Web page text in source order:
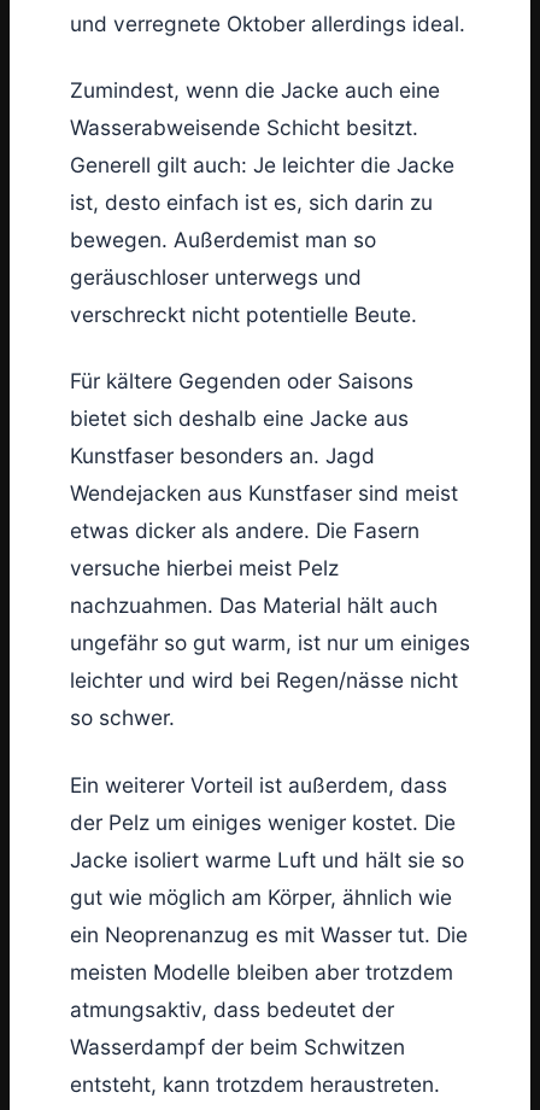
und verregnete Oktober allerdings ideal.
Zumindest, wenn die Jacke auch eine
Wasserabweisende Schicht besitzt.
Generell gilt auch: Je leichter die Jacke
ist, desto einfach ist es, sich darin zu
bewegen. Außerdemist man so
geräuschloser unterwegs und
verschreckt nicht potentielle Beute.
Für kältere Gegenden oder Saisons
bietet sich deshalb eine Jacke aus
Kunstfaser besonders an. Jagd
Wendejacken aus Kunstfaser sind meist
etwas dicker als andere. Die Fasern
versuche hierbei meist Pelz
nachzuahmen. Das Material hält auch
ungefähr so gut warm, ist nur um einiges
leichter und wird bei Regen/nässe nicht
so schwer.
Ein weiterer Vorteil ist außerdem, dass
der Pelz um einiges weniger kostet. Die
Jacke isoliert warme Luft und hält sie so
gut wie möglich am Körper, ähnlich wie
ein Neoprenanzug es mit Wasser tut. Die
meisten Modelle bleiben aber trotzdem
atmungsaktiv, dass bedeutet der
Wasserdampf der beim Schwitzen
entsteht, kann trotzdem heraustreten.